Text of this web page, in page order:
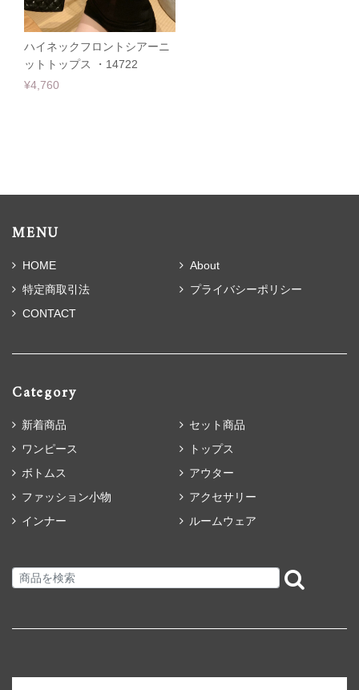
ハイネックフロントシアーニ
ットトップス ・14722
¥4,760
MENU
HOME
About
特定商取引法
プライバシーポリシー
CONTACT
Category
新着商品
セット商品
ワンピース
トップス
ボトムス
アウター
ファッション小物
アクセサリー
インナー
ルームウェア